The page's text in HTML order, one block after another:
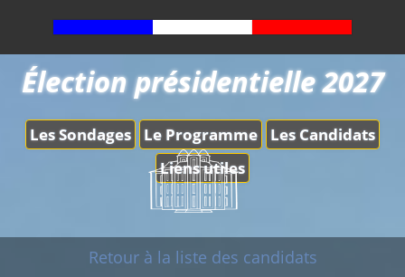
Les Sondages Le Programme
Les Candidats
Liens utiles
Élection présidentielle 2027
Retour à la liste des candidats